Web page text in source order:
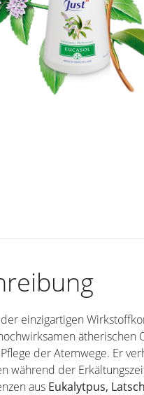
einzigartigen
ätherischen
der Atemwege. Er
während der
aus Eukalytpus,